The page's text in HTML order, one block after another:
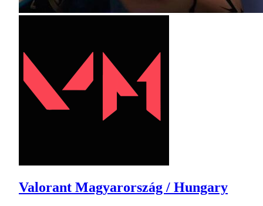
Valorant Magyarország / Hungary